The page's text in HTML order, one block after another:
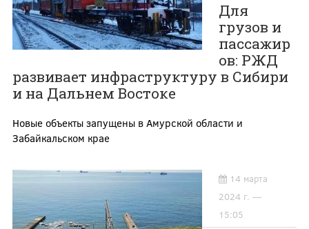
Для
грузов и
пассажир
ов: РЖД
развивает инфраструктуру в Сибири
и на Дальнем Востоке
Новые объекты запущены в Амурской области и
Забайкальском крае
14 марта
2024 г. —
15:05